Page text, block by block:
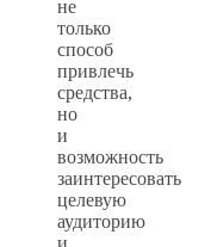
не
только
способ
привлечь
средства,
но
и
возможность
заинтересовать
целевую
аудиторию